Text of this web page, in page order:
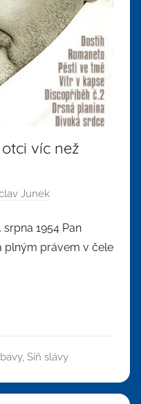
víc než
Junek
1954 Pan
plným právem v čele
, Síň slávy